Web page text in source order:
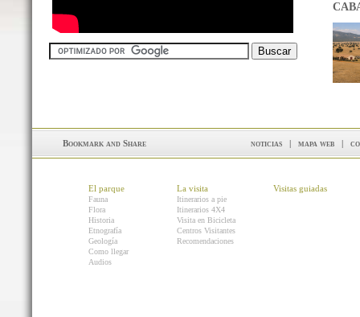
noticias | mapa web |
El parque
Fauna
Flora
Historia
Etnografía
Geología
Como llegar
Audios
La visita
Itinerarios a pie
Itinerarios 4X4
Visita en Bicicleta
Centros Visitantes
Recomendaciones
Visitas guiadas